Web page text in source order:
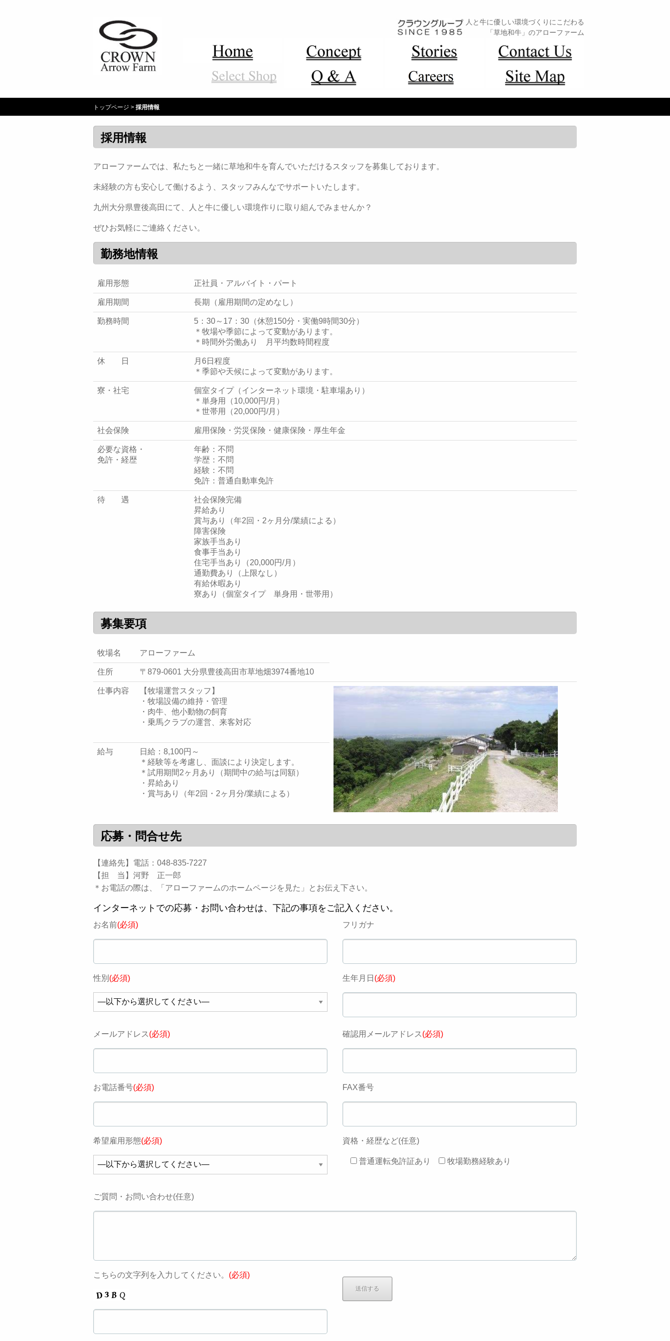
人と牛に優しい環境づくりにこだわる
「草地和牛」のアローファーム
トップページ > 採用情報
採用情報
アローファームでは、私たちと一緒に草地和牛を育んでいただけるスタッフを募集しております。
未経験の方も安心して働けるよう、スタッフみんなでサポートいたします。
九州大分県豊後高田にて、人と牛に優しい環境作りに取り組んでみませんか？
ぜひお気軽にご連絡ください。
勤務地情報
雇用形態 正社員・アルバイト・パート
雇用期間 長期（雇用期間の定めなし）
勤務時間
5：30～17：30（休憩150分・実働9時間30分）
＊牧場や季節によって変動があります。
＊時間外労働あり 月平均数時間程度
休 日
月6日程度
＊季節や天候によって変動があります。
寮・社宅
個室タイプ（インターネット環境・駐車場あり）
＊単身用（10,000円/月）
＊世帯用（20,000円/月）
社会保険 雇用保険・労災保険・健康保険・厚生年金
必要な資格・
免許・経歴
年齢：不問
学歴：不問
経験：不問
免許：普通自動車免許
待 遇
社会保険完備
昇給あり
賞与あり（年2回・2ヶ月分/業績による）
障害保険
家族手当あり
食事手当あり
住宅手当あり（20,000円/月）
通勤費あり（上限なし）
有給休暇あり
寮あり（個室タイプ 単身用・世帯用）
募集要項
牧場名 アローファーム
住所 〒879-0601 大分県豊後高田市草地畑3974番地10
仕事内容
【牧場運営スタッフ】
・牧場設備の維持・管理
・肉牛、他小動物の飼育
・乗馬クラブの運営、来客対応
給与
日給：8,100円～
＊経験等を考慮し、面談により決定します。
＊試用期間2ヶ月あり（期間中の給与は同額）
・昇給あり
・賞与あり（年2回・2ヶ月分/業績による）
応募・問合せ先
【連絡先】電話：048-835-7227
【担 当】河野 正一郎
＊お電話の際は、「アローファームのホームページを見た」とお伝え下さい。
インターネットでの応募・お問い合わせは、下記の事項をご記入ください。
お名前(必須) フリガナ
性別 (必須) 生年月日 (必須)
メールアドレス (必須) 確認用メールアドレス (必須)
お電話番号(必須) FAX番号
希望雇用形態(必須) 資格・経歴など(任意)
普通運転免許証あり 牧場勤務経験あり
ご質問・お問い合わせ(任意)
こちらの文字列を入力してください。 (必須)